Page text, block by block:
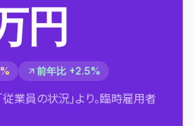
円
前年比 +2.5%
業員の状況」より。臨時雇用者